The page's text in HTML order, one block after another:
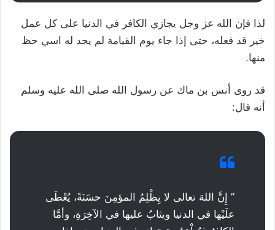
لذا فإن الله عز وجل يجازي الكافر في الدنيا على كل عمل
خير قد فعله، حتى إذا جاء يوم القيامة لم يجد له اسي حظ
منها.
قد روى أنس بن ماك عن رسول الله صلى الله عليه وسلم
أنه قال:
” إِنَّ اللهَ تعالى لا يِظْلِمُ المؤمِنَ حسَنَةً، يُعْطَى
علَيْها في الدنيا ويثابُ عليها في الآخِرَةِ، وأمَّا